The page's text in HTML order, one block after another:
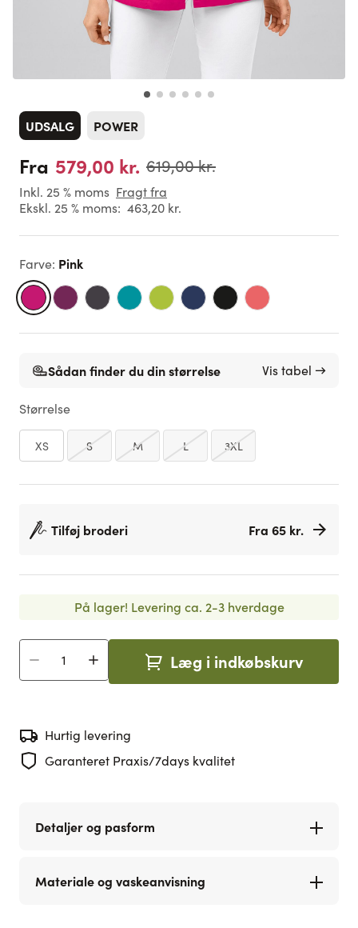
UDSALG POWER
Fra 579,00 kr. 619,00 kr.
Inkl. 25 % moms Fragt fra
Ekskl. 25 % moms: 463,20 kr.
Farve: Pink
Sådan finder du din størrelse Vis tabel →
Størrelse
XS S M L 3XL
Tilføj broderi Fra 65 kr.
På lager! Levering ca. 2-3 hverdage
Antal Læg i indkøbskurv
Hurtig levering
Garanteret Praxis/7days kvalitet
Detaljer og pasform
Materiale og vaskeanvisning